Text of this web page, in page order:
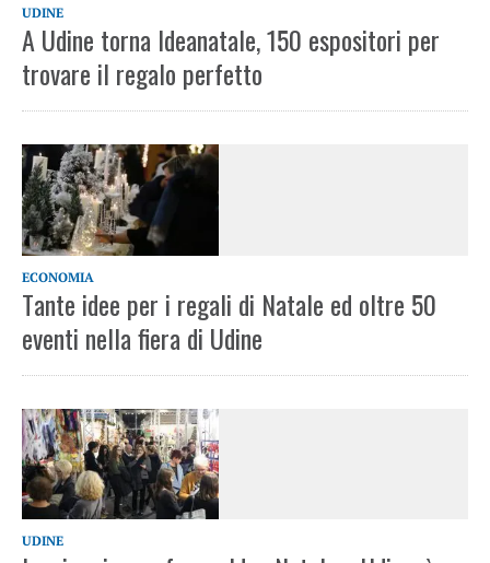
UDINE
A Udine torna Ideanatale, 150 espositori per
trovare il regalo perfetto
ECONOMIA
Tante idee per i regali di Natale ed oltre 50
eventi nella fiera di Udine
UDINE